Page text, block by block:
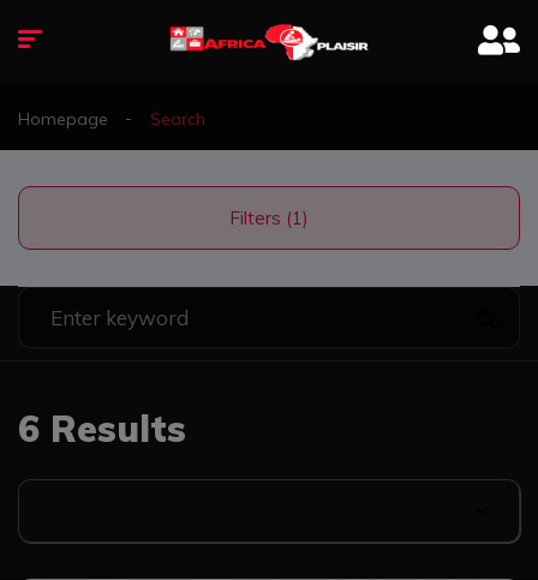
Homepage Search
Filters (1)
6 Results